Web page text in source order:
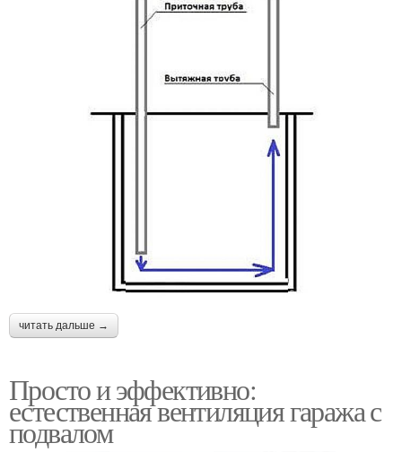
читать дальше →
Просто и эффективно:
естественная вентиляция гаража с
подвалом